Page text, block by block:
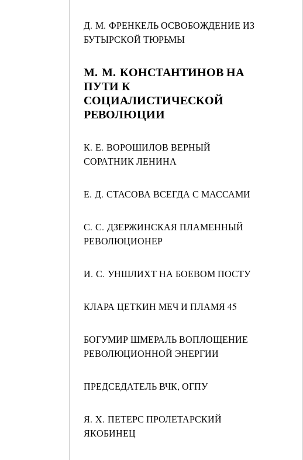
Д. М. ФРЕНКЕЛЬ ОСВОБОЖДЕНИЕ ИЗ
БУТЫРСКОЙ ТЮРЬМЫ
М. М. КОНСТАНТИНОВ НА
ПУТИ К
СОЦИАЛИСТИЧЕСКОЙ
РЕВОЛЮЦИИ
К. Е. ВОРОШИЛОВ ВЕРНЫЙ
СОРАТНИК ЛЕНИНА
Е. Д. СТАСОВА ВСЕГДА С МАССАМИ
С. С. ДЗЕРЖИНСКАЯ ПЛАМЕННЫЙ
РЕВОЛЮЦИОНЕР
И. С. УНШЛИХТ НА БОЕВОМ ПОСТУ
КЛАРА ЦЕТКИН МЕЧ И ПЛАМЯ 45
БОГУМИР ШМЕРАЛЬ ВОПЛОЩЕНИЕ
РЕВОЛЮЦИОННОЙ ЭНЕРГИИ
ПРЕДСЕДАТЕЛЬ ВЧК, ОГПУ
Я. X. ПЕТЕРС ПРОЛЕТАРСКИЙ
ЯКОБИНЕЦ